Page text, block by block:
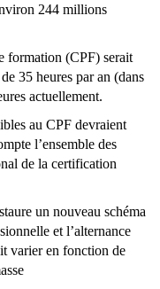
244 millions
formation (CPF) serait
35 heures par an (dans
actuellement.
au CPF devraient
l’ensemble des
de la certification
un nouveau schéma
et l’alternance
varier en fonction de